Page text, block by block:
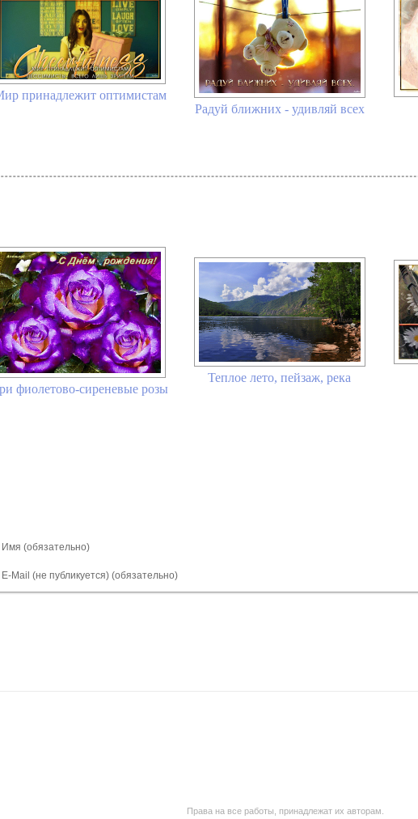
принадлежит оптимистам
Радуй ближних - удивляй всех
фиолетово-сиреневые розы
Теплое лето, пейзаж, река
Имя (обязательно)
E-Mail (не публикуется) (обязательно)
Права на все работы, принадлежат их авторам.